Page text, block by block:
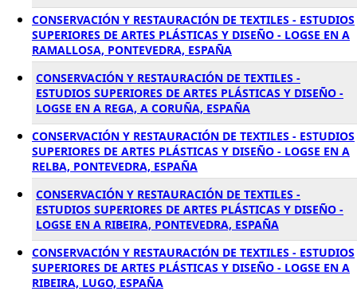
CONSERVACIÓN Y RESTAURACIÓN DE TEXTILES - ESTUDIOS
SUPERIORES DE ARTES PLÁSTICAS Y DISEÑO - LOGSE EN A
RAMALLOSA, PONTEVEDRA, ESPAÑA
CONSERVACIÓN Y RESTAURACIÓN DE TEXTILES -
ESTUDIOS SUPERIORES DE ARTES PLÁSTICAS Y DISEÑO -
LOGSE EN A REGA, A CORUÑA, ESPAÑA
CONSERVACIÓN Y RESTAURACIÓN DE TEXTILES - ESTUDIOS
SUPERIORES DE ARTES PLÁSTICAS Y DISEÑO - LOGSE EN A
RELBA, PONTEVEDRA, ESPAÑA
CONSERVACIÓN Y RESTAURACIÓN DE TEXTILES -
ESTUDIOS SUPERIORES DE ARTES PLÁSTICAS Y DISEÑO -
LOGSE EN A RIBEIRA, PONTEVEDRA, ESPAÑA
CONSERVACIÓN Y RESTAURACIÓN DE TEXTILES - ESTUDIOS
SUPERIORES DE ARTES PLÁSTICAS Y DISEÑO - LOGSE EN A
RIBEIRA, LUGO, ESPAÑA